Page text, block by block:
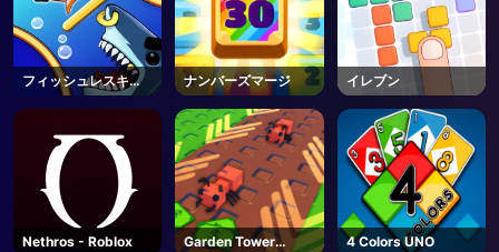
フィッシュレスキュ
ー
ナンバーズマージ イレブン
Nethros - Roblox
Garden Tower
4 Colors UNO